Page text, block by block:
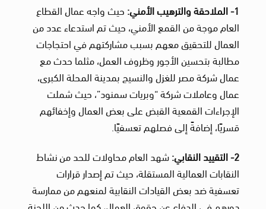
1- الملاحقة والترهيب الأمني:
حيث واجه عمال القطاع
العام موجة من القمع الأمني، حيث تم استدعاء عدد من
العمال للتحقيق معهم بسبب مشاركتهم في احتجاجات
مطالبة بتحسين الأجور وظروف العمل، مثلما حدث مع
عمال شركة مصر للغزل والنسيج بمدينة المحلة الكبرى،
عمال وعاملات شركة “وبريات سمنود”، حيث شملت
الإجراءات القمعية القبض على بعض العمال وإخفائهم
قسريًا، إضافةً إلى فصلهم تعسفيًا.
2- التقييد النقابي:
شهد العام محاولات للحد من نشاط
النقابات العمالية المستقلة، حيث تم إصدار قرارات
تعسفية ضد بعض القيادات النقابية لمنعهم من ممارسة